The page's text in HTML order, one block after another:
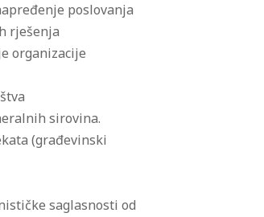
poslovanja
rješenja
organizacije
sirovina.
(građevinski
saglasnosti od